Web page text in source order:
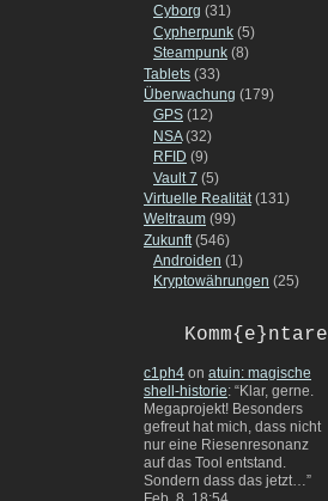
Cyborg (31)
Cypherpunk (5)
Steampunk (8)
Tablets (33)
Überwachung (179)
GPS (12)
NSA(32)
RFID (9)
Vault 7 (5)
Virtuelle Realität(131)
Weltraum (99)
Zukunft (546)
Androiden (1)
Kryptowährungen (25)
Komm{e}ntare
c1ph4 on atuin: magische
shell-historie: “Klar, gerne.
Megaprojekt! Besonders
gefreut hat mich, dass nicht
nur eine Riesenresonanz
auf das Tool entstand.
Sondern dass das jetzt…”